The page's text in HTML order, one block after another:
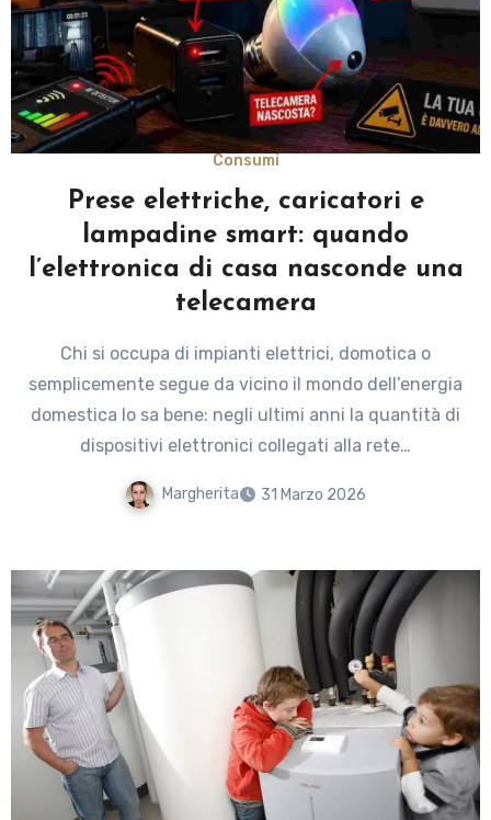
Consumi
Prese elettriche, caricatori e
lampadine smart: quando
l’elettronica di casa nasconde una
telecamera
Chi si occupa di impianti elettrici, domotica o
semplicemente segue da vicino il mondo dell’energia
domestica lo sa bene: negli ultimi anni la quantità di
dispositivi elettronici collegati alla rete…
Margherita 31 Marzo 2026